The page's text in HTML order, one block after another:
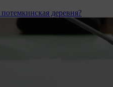
деревня?